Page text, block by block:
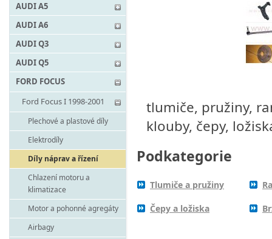
AUDI A5
AUDI A6
AUDI Q3
AUDI Q5
FORD FOCUS
Ford Focus I 1998-2001
Plechové a plastové díly
Elektrodíly
Díly náprav a řízení
Chlazení motoru a
klimatizace
Motor a pohonné agregáty
Airbagy
tlumiče, pružiny,
klouby, čepy,
Podkategorie
Tlumiče a pružiny
Čepy a ložiska